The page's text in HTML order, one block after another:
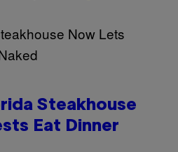
Steakhouse
Eat Dinner